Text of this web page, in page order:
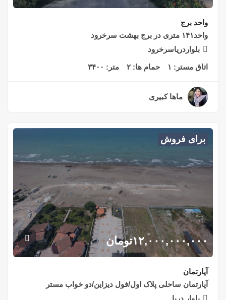
واحد برج
واحد۱۴۱ متری در برج بهشت سرخرود
بلواردریاسرخرود
اتاق مستر: ۱ حمام ها: ۲ متر: ۳۴۰۰
ماها کبیری
برای فروش
۱۲,۰۰۰,۰۰۰,۰۰۰تومان
آپارتمان
آپارتمان ساحلی پلاک اول/فول دیزاین/دو خواب مستر